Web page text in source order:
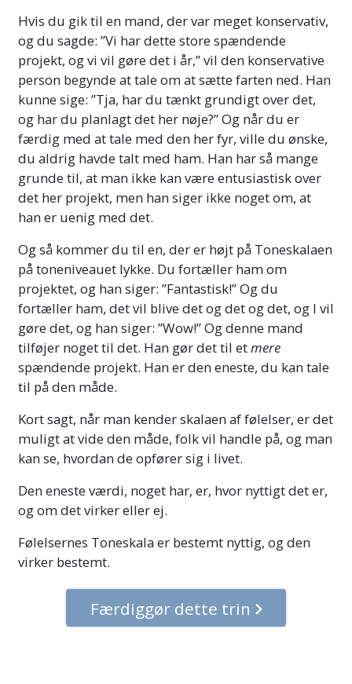
Hvis du gik til en mand, der var meget konservativ,
og du sagde: ”Vi har dette store spændende
projekt, og vi vil gøre det i år,” vil den konservative
person begynde at tale om at sætte farten ned. Han
kunne sige: ”Tja, har du tænkt grundigt over det,
og har du planlagt det her nøje?” Og når du er
færdig med at tale med den her fyr, ville du ønske,
du aldrig havde talt med ham. Han har så mange
grunde til, at man ikke kan være entusiastisk over
det her projekt, men han siger ikke noget om, at
han er uenig med det.
Og så kommer du til en, der er højt på Toneskalaen
på toneniveauet lykke. Du fortæller ham om
projektet, og han siger: ”Fantastisk!” Og du
fortæller ham, det vil blive det og det og det, og I vil
gøre det, og han siger: ”Wow!” Og denne mand
tilføjer noget til det. Han gør det til etmere
spændende projekt. Han er den eneste, du kan tale
til på den måde.
Kort sagt, når man kender skalaen af følelser, er det
muligt at vide den måde, folk vil handle på, og man
kan se, hvordan de opfører sig i livet.
Den eneste værdi, noget har, er, hvor nyttigt det er,
og om det virker eller ej.
Følelsernes Toneskala er bestemt nyttig, og den
virker bestemt.
Færdiggør dette trin